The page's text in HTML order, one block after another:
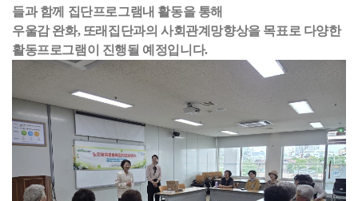
들과 함께 집단프로그램내 활동을 통해
우울감 완화, 또래집단과의 사회관계망향상을 목표로 다양한
활동프로그램이 진행될 예정입니다.